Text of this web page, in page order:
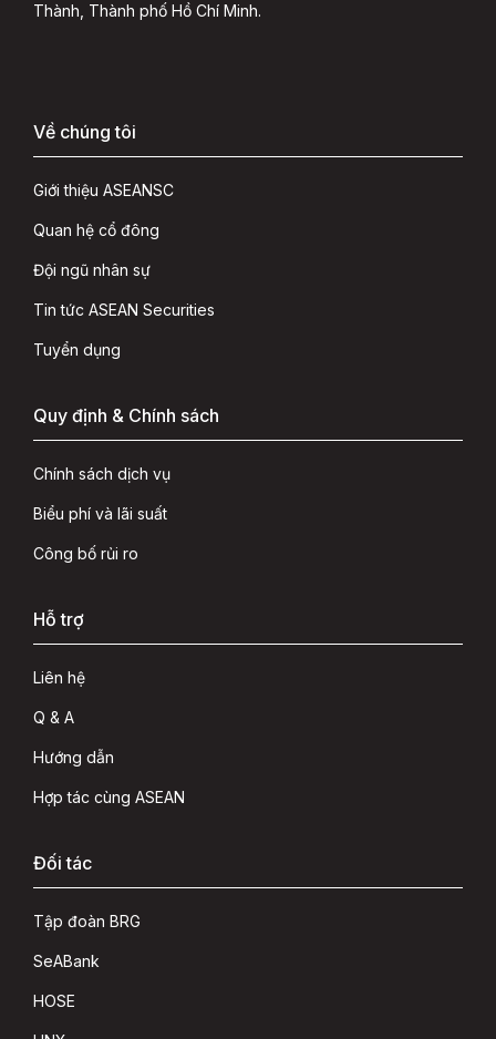
Thành, Thành phố Hồ Chí Minh.
Về chúng tôi
Giới thiệu ASEANSC
Quan hệ cổ đông
Đội ngũ nhân sự
Tin tức ASEAN Securities
Tuyển dụng
Quy định & Chính sách
Chính sách dịch vụ
Biểu phí và lãi suất
Công bố rủi ro
Hỗ trợ
Liên hệ
Q & A
Hướng dẫn
Hợp tác cùng ASEAN
Đối tác
Tập đoàn BRG
SeABank
HOSE